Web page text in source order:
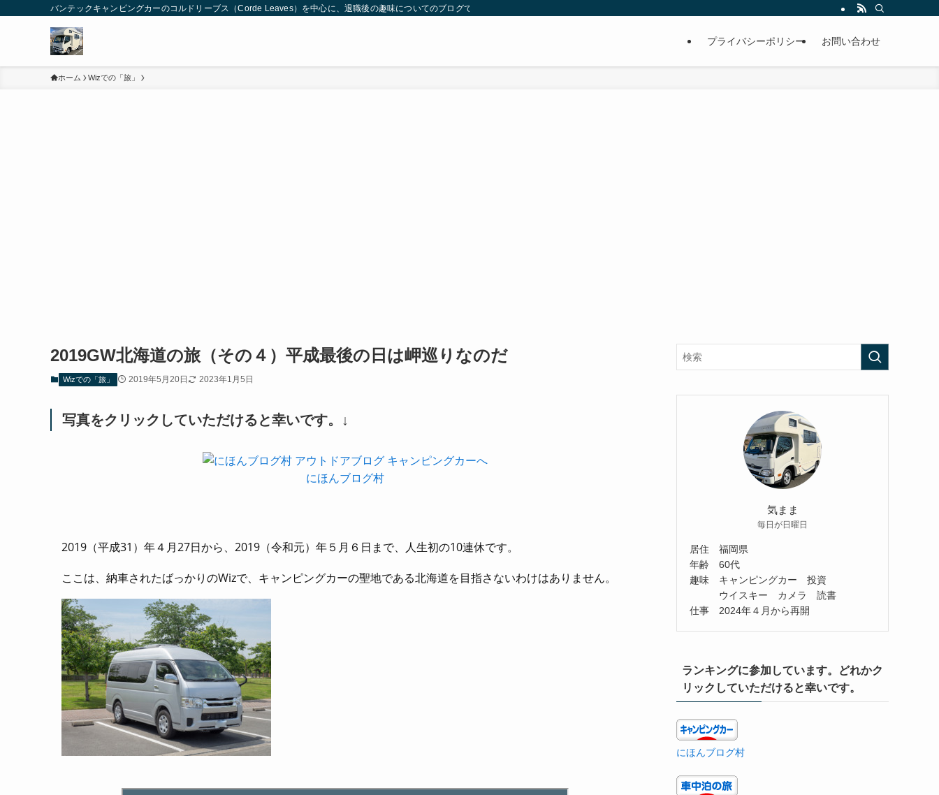
バンテックキャンピングカーのコルドリーブス（Corde Leaves）を中心に、退職後の趣味についてのブログです。 | 気ままに余生のブーム探し
プライバシーポリシー お問い合わせ
ホーム Wizでの「旅」
2019GW北海道の旅（その４）平成最後の日は岬巡りなのだ
Wizでの「旅」 2019年5月20日 2023年1月5日
写真をクリックしていただけると幸いです。↓
にほんブログ村
2019（平成31）年４月27日から、2019（令和元）年５月６日まで、人生初の10連休です。
ここは、納車されたばっかりのWizで、キャンピングカーの聖地である北海道を目指さないわけはありません。
気まま
毎日が日曜日
居住 福岡県
年齢 60代
趣味 キャンピングカー 投資
ウイスキー カメラ 読書
仕事 2024年４月から再開
ランキングに参加しています。どれかク
リックしていただけると幸いです。
にほんブログ村